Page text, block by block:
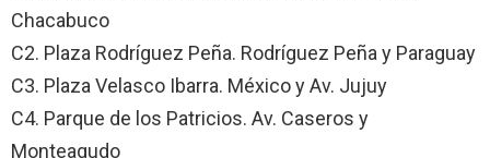
Chacabuco
C2. Plaza Rodríguez Peña. Rodríguez Peña y Paraguay
C3. Plaza Velasco Ibarra. México y Av. Jujuy
C4. Parque de los Patricios. Av. Caseros y
Monteagudo